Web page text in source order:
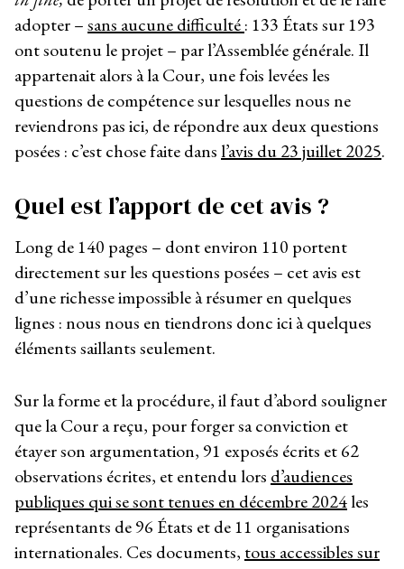
adopter –sans aucune difficulté: 133 États sur 193
ont soutenu le projet – par l’Assemblée générale. Il
appartenait alors à la Cour, une fois levées les
questions de compétence sur lesquelles nous ne
reviendrons pas ici, de répondre aux deux questions
posées : c’est chose faite dansl’avis du 23 juillet 2025.
Quel est l’apport de cet avis ?
Long de 140 pages – dont environ 110 portent
directement sur les questions posées – cet avis est
d’une richesse impossible à résumer en quelques
lignes : nous nous en tiendrons donc ici à quelques
éléments saillants seulement.
Sur la forme et la procédure, il faut d’abord souligner
que la Cour a reçu, pour forger sa conviction et
étayer son argumentation, 91 exposés écrits et 62
observations écrites, et entendu lors d’audiences
publiques qui se sont tenues en décembre 2024les
représentants de 96 États et de 11 organisations
internationales. Ces documents, tous accessibles sur